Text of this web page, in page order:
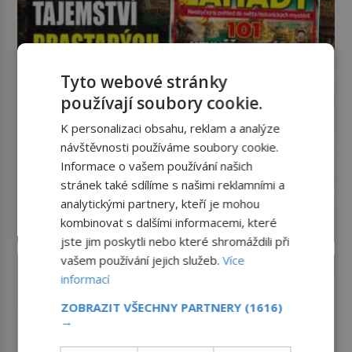
(1911–1979) či Heinrich Himmler
(1900–1945) zná každý, o koho se
historie jen otřela. Jenže […]
Tyto webové stránky
používají soubory cookie.
K personalizaci obsahu, reklam a analýze
návštěvnosti používáme soubory cookie.
Informace o vašem používání našich
stránek také sdílíme s našimi reklamními a
analytickými partnery, kteří je mohou
kombinovat s dalšími informacemi, které
jste jim poskytli nebo které shromáždili při
vašem používání jejich služeb.Více
informací
ZOBRAZIT VŠECHNY PARTNERY (1616)
→